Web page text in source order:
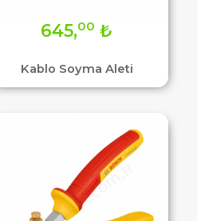
Kablo Soyma Aleti
645,00 ₺